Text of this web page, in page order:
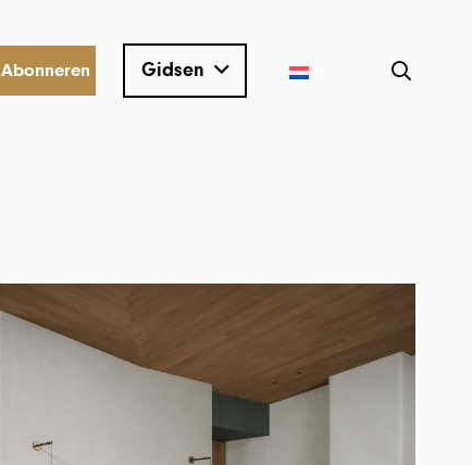
Abonneren Gidsen